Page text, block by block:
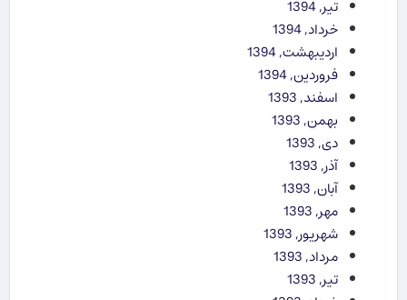
تیر, 1394
خرداد, 1394
اردیبهشت, 1394
فروردین, 1394
اسفند, 1393
بهمن, 1393
دی, 1393
آذر, 1393
آبان, 1393
مهر, 1393
شهریور, 1393
مرداد, 1393
تیر, 1393